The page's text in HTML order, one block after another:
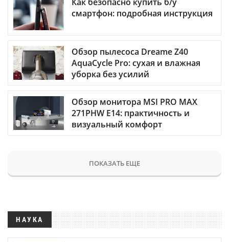
смартфон: подробная инструкция
Обзор пылесоса Dreame Z40
AquaCycle Pro: сухая и влажная
уборка без усилий
Обзор монитора MSI PRO MAX
271PHW E14: практичность и
визуальный комфорт
ПОКАЗАТЬ ЕЩЕ
НАУКА